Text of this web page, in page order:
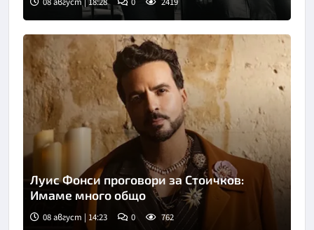
Луис Фонси проговори за Стоичков:
Имаме много общо
08 август | 14:23 0 762